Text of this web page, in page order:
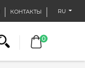
КОНТАКТЫ RU
0